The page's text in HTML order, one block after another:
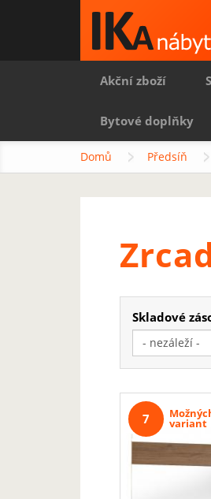
Akční zboží
Bytové doplňky
Domů Předsíň
Skladové
- nezáleží -
variant
7